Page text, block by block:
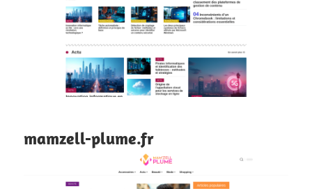
mamzell-plume.fr